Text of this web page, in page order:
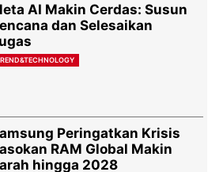
AI Makin Cerdas: Susun
dan Selesaikan
Peringatkan Krisis
RAM Global Makin
hingga 2028